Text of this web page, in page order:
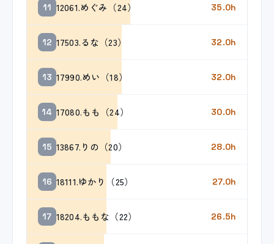
11 12061.めぐみ（24） 35.0h
12 17503.るな（23） 32.0h
13 17990.めい（18） 32.0h
14 17080.もも（24） 30.0h
15 13867.りの（20） 28.0h
16 18111.ゆかり（25） 27.0h
17 18204.ももな（22） 26.5h